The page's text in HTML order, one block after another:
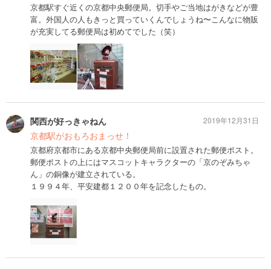
京都駅すぐ近くの京都中央郵便局。切手やご当地はがきなどが豊
富。外国人の人もきっと買っていくんでしょうね〜こんなに物販
が充実してる郵便局は初めてでした（笑）
関西が好っきゃねん
京都駅がおもろおまっせ！
京都府京都市にある京都中央郵便局前に設置された郵便ポスト。
郵便ポストの上にはマスコットキャラクターの「京のぞみちゃ
ん」の銅像が建立されている。
１９９４年、平安建都１２００年を記念したもの。
2019年12月31日